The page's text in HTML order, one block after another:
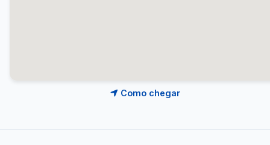
Como chegar